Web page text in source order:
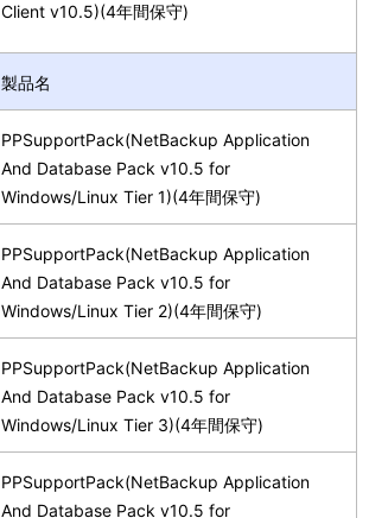
Client v10.5)(4年間保守)
製品名
PPSupportPack(NetBackup Application
And Database Pack v10.5 for
Windows/Linux Tier 1)(4年間保守)
PPSupportPack(NetBackup Application
And Database Pack v10.5 for
Windows/Linux Tier 2)(4年間保守)
PPSupportPack(NetBackup Application
And Database Pack v10.5 for
Windows/Linux Tier 3)(4年間保守)
PPSupportPack(NetBackup Application
And Database Pack v10.5 for